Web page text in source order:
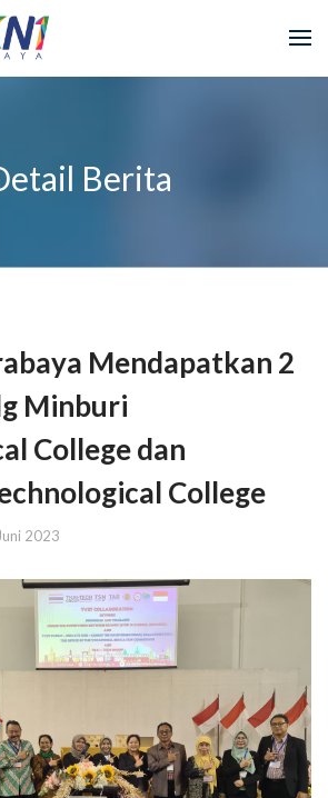
Berita
Mendapatkan 2
Minburi
College dan
College
2023